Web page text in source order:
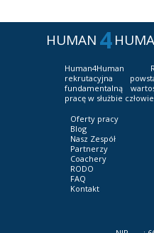
4
Human4Human
rekrutacyjna
fundamentalną
pracę w służbie
HUMAN
Oferty pracy
Blog
Nasz Zespół
Partnerzy
Coachery
RODO
FAQ
Kontakt